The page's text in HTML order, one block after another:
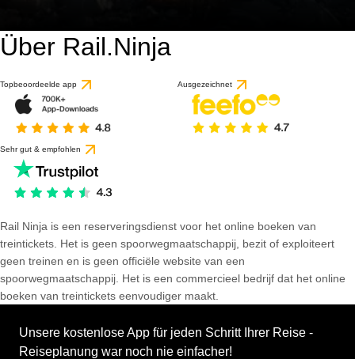
Über Rail.Ninja
Topbeoordeelde app Ausgezeichnet
Sehr gut & empfohlen
Rail Ninja is een reserveringsdienst voor het online boeken van
treintickets. Het is geen spoorwegmaatschappij, bezit of exploiteert
geen treinen en is geen officiële website van een
spoorwegmaatschappij. Het is een commercieel bedrijf dat het online
boeken van treintickets eenvoudiger maakt.
Unsere kostenlose App für jeden Schritt Ihrer Reise -
Reiseplanung war noch nie einfacher!